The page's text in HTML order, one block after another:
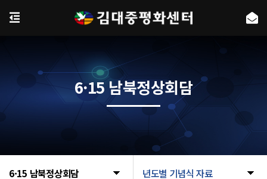
6·15 남북정상회담 년도별 기념식 자료
6·15 남북정상회담